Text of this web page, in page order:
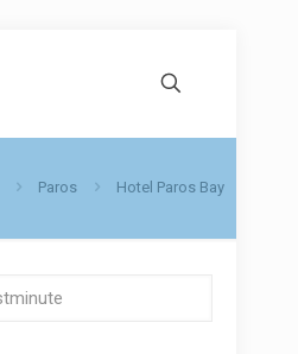
Paros Hotel Paros Bay